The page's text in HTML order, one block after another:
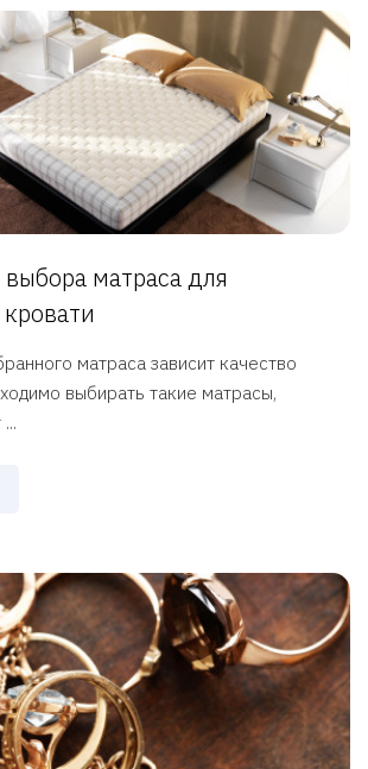
матраса для
матраса зависит качество
выбирать такие матрасы,